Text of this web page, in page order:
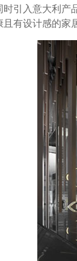
时引入意大利产
且有设计感的家